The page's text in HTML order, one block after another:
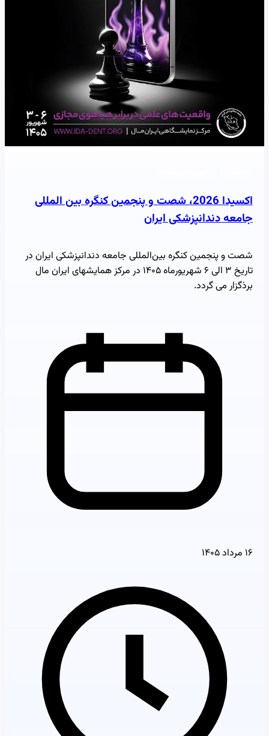
اکسیدا 2026، شصت و پنجمین کنگره بین المللی
جامعه دندانپزشکی ایران
شصت و پنجمین کنگره بین‌المللی جامعه دندانپزشکی ایران در
تاریخ ۳ الی ۶ شهریورماه ۱۴۰۵ در مرکز همایشهای ایران مال
برذگزار می گردد.
۱۶ مرداد ۱۴۰۵